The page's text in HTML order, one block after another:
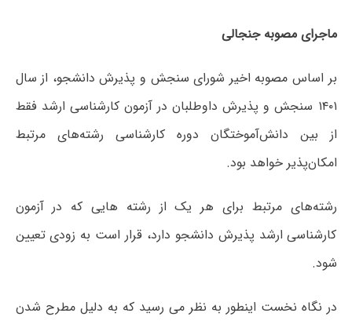
ماجرای مصوبه جنجالی
بر اساس مصوبه اخیر شورای سنجش و پذیرش دانشجو، از سال
۱۴۰۱ سنجش و پذیرش داوطلبان در آزمون کارشناسی ارشد فقط
از بین دانش‌آموختگان دوره کارشناسی رشته‌های مرتبط
امکان‌پذیر خواهد بود.
رشته‌های مرتبط برای هر یک از رشته‌ هایی که در آزمون
کارشناسی ارشد پذیرش دانشجو دارد، قرار است به زودی تعیین
شود.
در نگاه نخست اینطور به نظر می رسید که به دلیل مطرح شدن